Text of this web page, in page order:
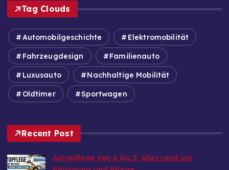
Tag Clouds
Automobilgeschichte Elektromobilität
Fahrzeugdesign Familienauto
Luxusauto Nachhaltige Mobilität
Oldtimer Sportwagen
Recent Post
Reinigung und Pflege